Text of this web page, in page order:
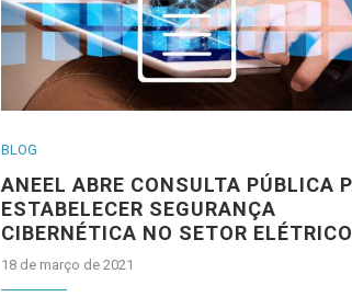
BLOG
ANEEL ABRE CONSULTA PÚBLICA
ESTABELECER SEGURANÇA
CIBERNÉTICA NO SETOR ELÉTRICO
18 de março de 2021